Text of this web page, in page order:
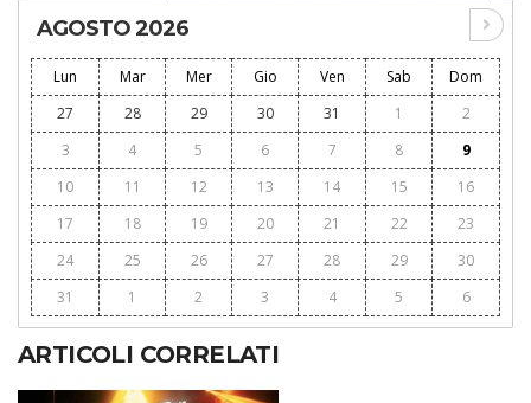
AGOSTO 2026
Lun Mar Mer Gio Ven Sab
Dom
27
28 29 30 31 1
2
3
4 5 6 7 8
9
10
11 12 13 14 15
16
17
18 19 20 21 22
23
24
25 26 27 28 29
30
31
1 2 3 4 5 6
ARTICOLI CORRELATI